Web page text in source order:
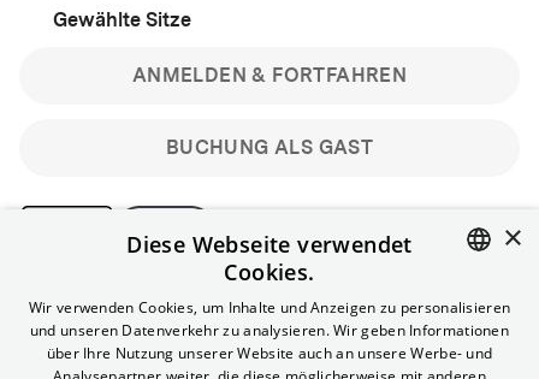
Gewählte Sitze
BUCHUNG ALS GAST
ANMELDEN & FORTFAHREN
Bitte beachte: Gastbuchungen sind nicht stornierbar.
Registriere dich kostenlos für bis zu 90 min vor Filmbeginn
stornierbare Tickets für reguläre Vorstellungen.
Unlimited-Mitglied? Melde dich an, um deine Benefits
ENGLISH
×
Diese Webseite verwendet
Cookies.
Wir verwenden Cookies, um Inhalte und Anzeigen zu personalisieren
und unseren Datenverkehr zu analysieren. Wir geben Informationen
über Ihre Nutzung unserer Website auch an unsere Werbe- und